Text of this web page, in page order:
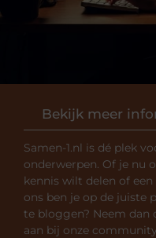
Bekijk meer
Samen-1.nl is dé plek
onderwerpen. Of je nu
kennis wilt delen of
ons ben je op de juiste
te bloggen? Neem
aan bij onze